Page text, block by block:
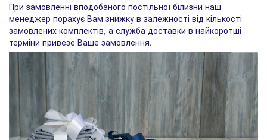
При замовленні вподобаного постільної білизни наш
менеджер порахує Вам знижку в залежності від кількості
замовлених комплектів, а служба доставки в найкоротші
терміни привезе Ваше замовлення.